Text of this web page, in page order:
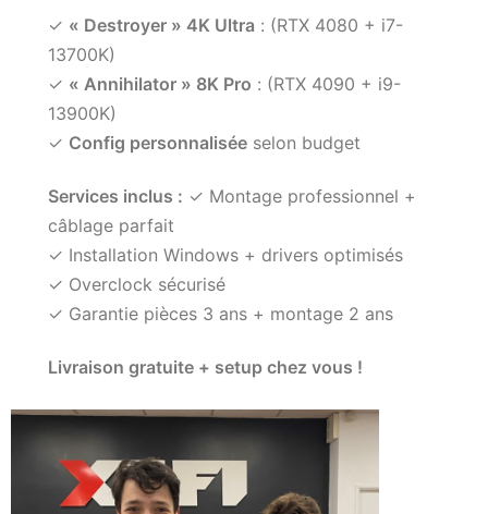
✓ « Destroyer » 4K Ultra : (RTX 4080 + i7-
13700K)
✓ « Annihilator » 8K Pro : (RTX 4090 + i9-
13900K)
✓ Config personnalisée selon budget
Services inclus : ✓ Montage professionnel +
câblage parfait
✓ Installation Windows + drivers optimisés
✓ Overclock sécurisé
✓ Garantie pièces 3 ans + montage 2 ans
Livraison gratuite + setup chez vous !